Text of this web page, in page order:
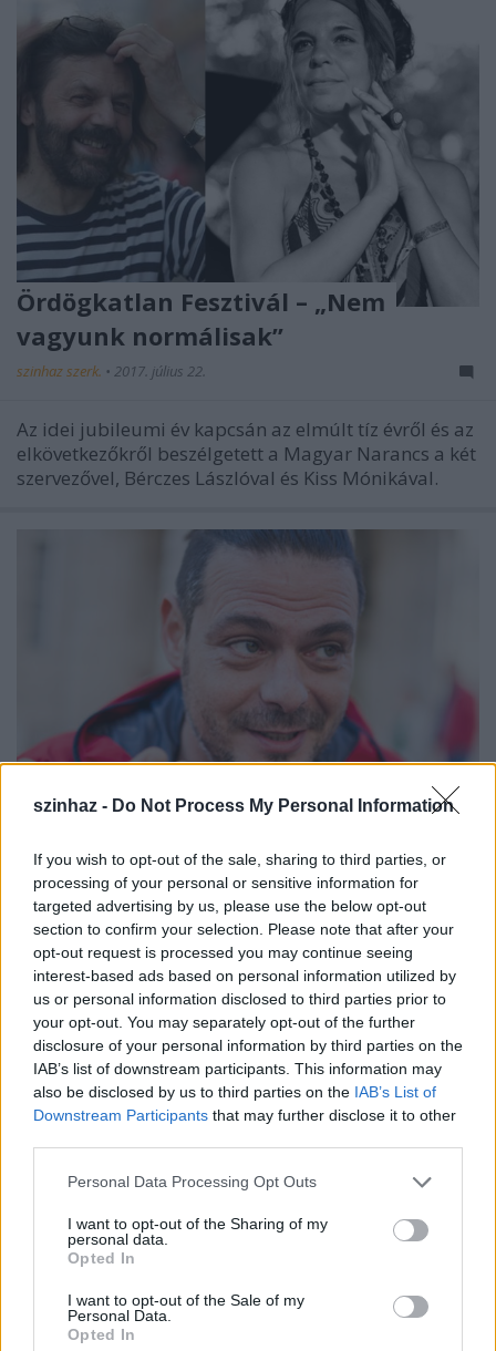
szinhaz - Do Not Process My Personal Information
If you wish to opt-out of the sale, sharing to third parties, or
processing of your personal or sensitive information for
targeted advertising by us, please use the below opt-out
section to confirm your selection. Please note that after your
opt-out request is processed you may continue seeing
interest-based ads based on personal information utilized by
us or personal information disclosed to third parties prior to
your opt-out. You may separately opt-out of the further
disclosure of your personal information by third parties on the
IAB’s list of downstream participants. This information may
also be disclosed by us to third parties on the IAB’s List of
Downstream Participants that may further disclose it to other
Please note that this website/app uses one or more Google
not limited to your visit or usage behaviour. You may click to
grant or deny consent to Google and its third-party tags to
use your data for below specified purposes in below Google
consent section.
Personal Data Processing Opt Outs
I want to opt-out of the Sharing of my
personal data.
Opted In
I want to opt-out of the Sale of my
Personal Data.
Opted In
Ördögkatlan Fesztivál – „Nem
vagyunk normálisak”
szinhaz szerk. • 2017. július 22.
Az idei jubileumi év kapcsán az elmúlt tíz évről és az
elkövetkezőkről beszélgetett a Magyar Narancs a két
szervezővel, Bérczes Lászlóval és Kiss Mónikával.
Szikszai Rémusz: „A tragikomédia
hasonlít legjobban az élethez”
szinhaz szerk. •2017. július 21.
A színész-rendező többek között eddigi pályájáról és
arról mesélt a Kultúra-hu-nak, hogy számára mi a
kétféle színházi munka közötti alapvető különbség.
Állás - A salgótarjáni Zenthe Ferenc
Színház fővilágosítót keres
szinhaz szerk.•2017. július 20.
Jelentkezés szakmai bemutatkozással
az info@zentheszinhaz.hu email címen.